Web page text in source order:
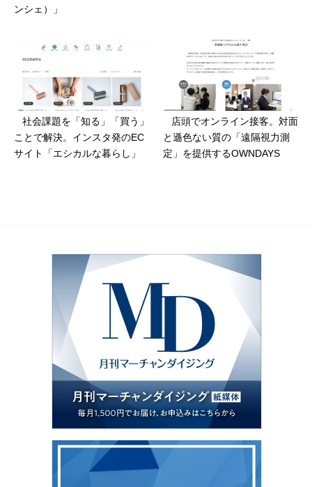
ンシェ）」
社会課題を「知る」「買う」
ことで解決。インスタ発のEC
サイト「エシカルな暮らし」
店頭でオンライン接客。対面
と遜色ない質の「遠隔視力測
定」を提供するOWNDAYS